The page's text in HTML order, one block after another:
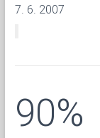
7. 6. 2007
90%